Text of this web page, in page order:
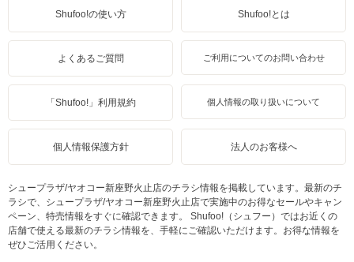
Shufoo!の使い方 Shufoo!とは
よくあるご質問 ご利用についてのお問い合わせ
「Shufoo!」利用規約 個人情報の取り扱いについて
個人情報保護方針 法人のお客様へ
シュープラザ/ヤオコー新座野火止店のチラシ情報を掲載しています。最新のチ
ラシで、シュープラザ/ヤオコー新座野火止店で実施中のお得なセールやキャン
ペーン、特売情報をすぐに確認できます。 Shufoo!（シュフー）ではお近くの
店舗で使える最新のチラシ情報を、手軽にご確認いただけます。お得な情報を
ぜひご活用ください。